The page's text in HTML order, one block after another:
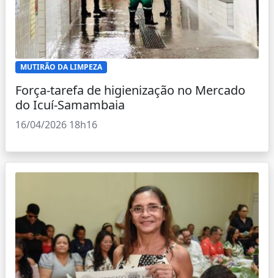
MUTIRÃO DA LIMPEZA
Força-tarefa de higienização no Mercado
do Icuí-Samambaia
16/04/2026 18h16